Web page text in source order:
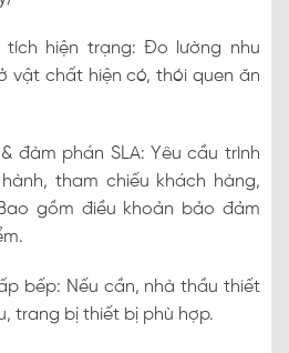
tích hiện trạng: Đo lường nhu
vật chất hiện có, thói quen ăn
đàm phán SLA: Yêu cầu trình
tham chiếu khách hàng,
gồm điều khoản bảo đảm
bếp: Nếu cần, nhà thầu thiết
trang bị thiết bị phù hợp.